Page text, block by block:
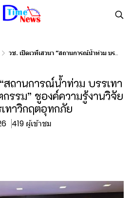
วช. เปิดเวทีเสวนา “สถานการณ์น้ำท่วม บรรเทาได้ด้วยวิจัยและนวัตกรรม” ชูองค์ความรู้งานวิจัยและนวัตกรรม บรรเทาวิกฤตอุทกภัย
สถานการณ์น้ำท่วม บรรเทา
รรม” ชูองค์ความรู้งานวิจัย
ทาวิกฤตอุทกภัย
419 ผู้เข้าชม